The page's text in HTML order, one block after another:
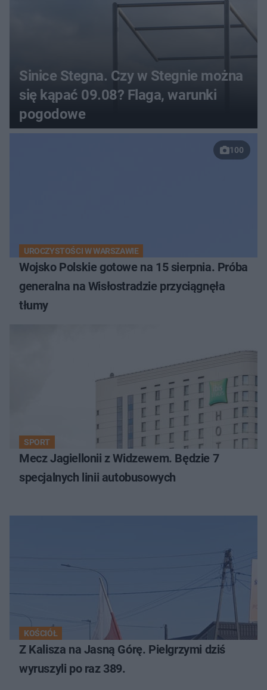
Sinice Stegna. Czy w Stegnie można
się kąpać 09.08? Flaga, warunki
pogodowe
100
UROCZYSTOŚCI W WARSZAWIE
Wojsko Polskie gotowe na 15 sierpnia. Próba
generalna na Wisłostradzie przyciągnęła
tłumy
SPORT
Mecz Jagiellonii z Widzewem. Będzie 7
specjalnych linii autobusowych
KOŚCIÓŁ
Z Kalisza na Jasną Górę. Pielgrzymi dziś
wyruszyli po raz 389.